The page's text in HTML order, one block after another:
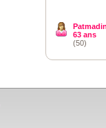
63 ans
(50)